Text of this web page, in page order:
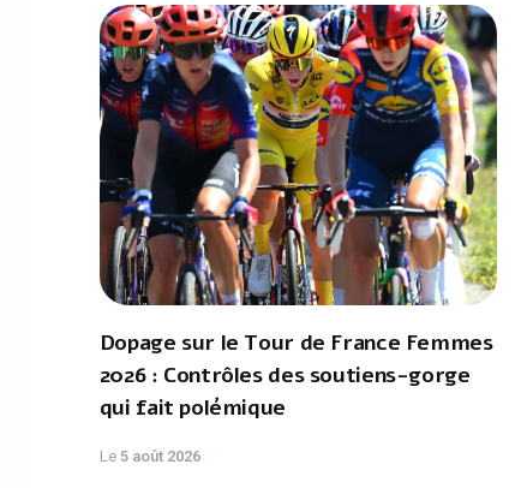
Dopage sur le Tour de France Femmes
2026 : Contrôles des soutiens-gorge
qui fait polémique
Le 5 août 2026